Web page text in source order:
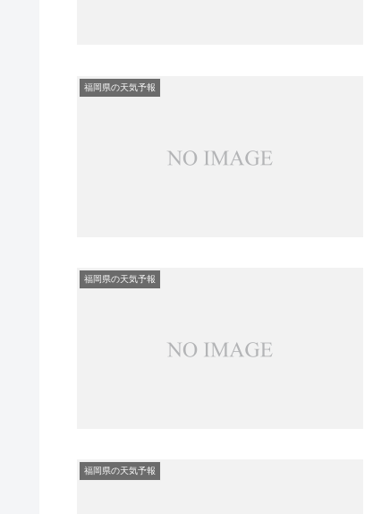
福岡県の天気予報
福岡県の天気予報
福岡県の天気予報